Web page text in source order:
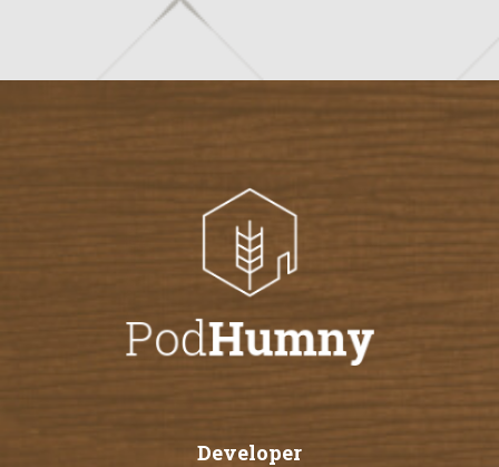
Developer